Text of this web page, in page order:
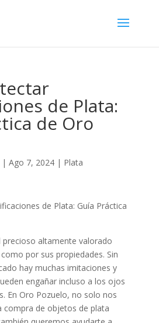
de Plata:
de Oro
Ago 7, 2024| Plata
de Plata: Guía Práctica
precioso altamente valorado
por sus propiedades. Sin
hay muchas imitaciones y
engañar incluso a los ojos
En Oro Pozuelo, no solo nos
compra de objetos de plata